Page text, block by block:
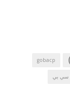
gobacp
سي بي